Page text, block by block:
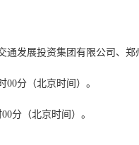
发展投资集团有限公司、
00分（北京时间）。
00分（北京时间） 。